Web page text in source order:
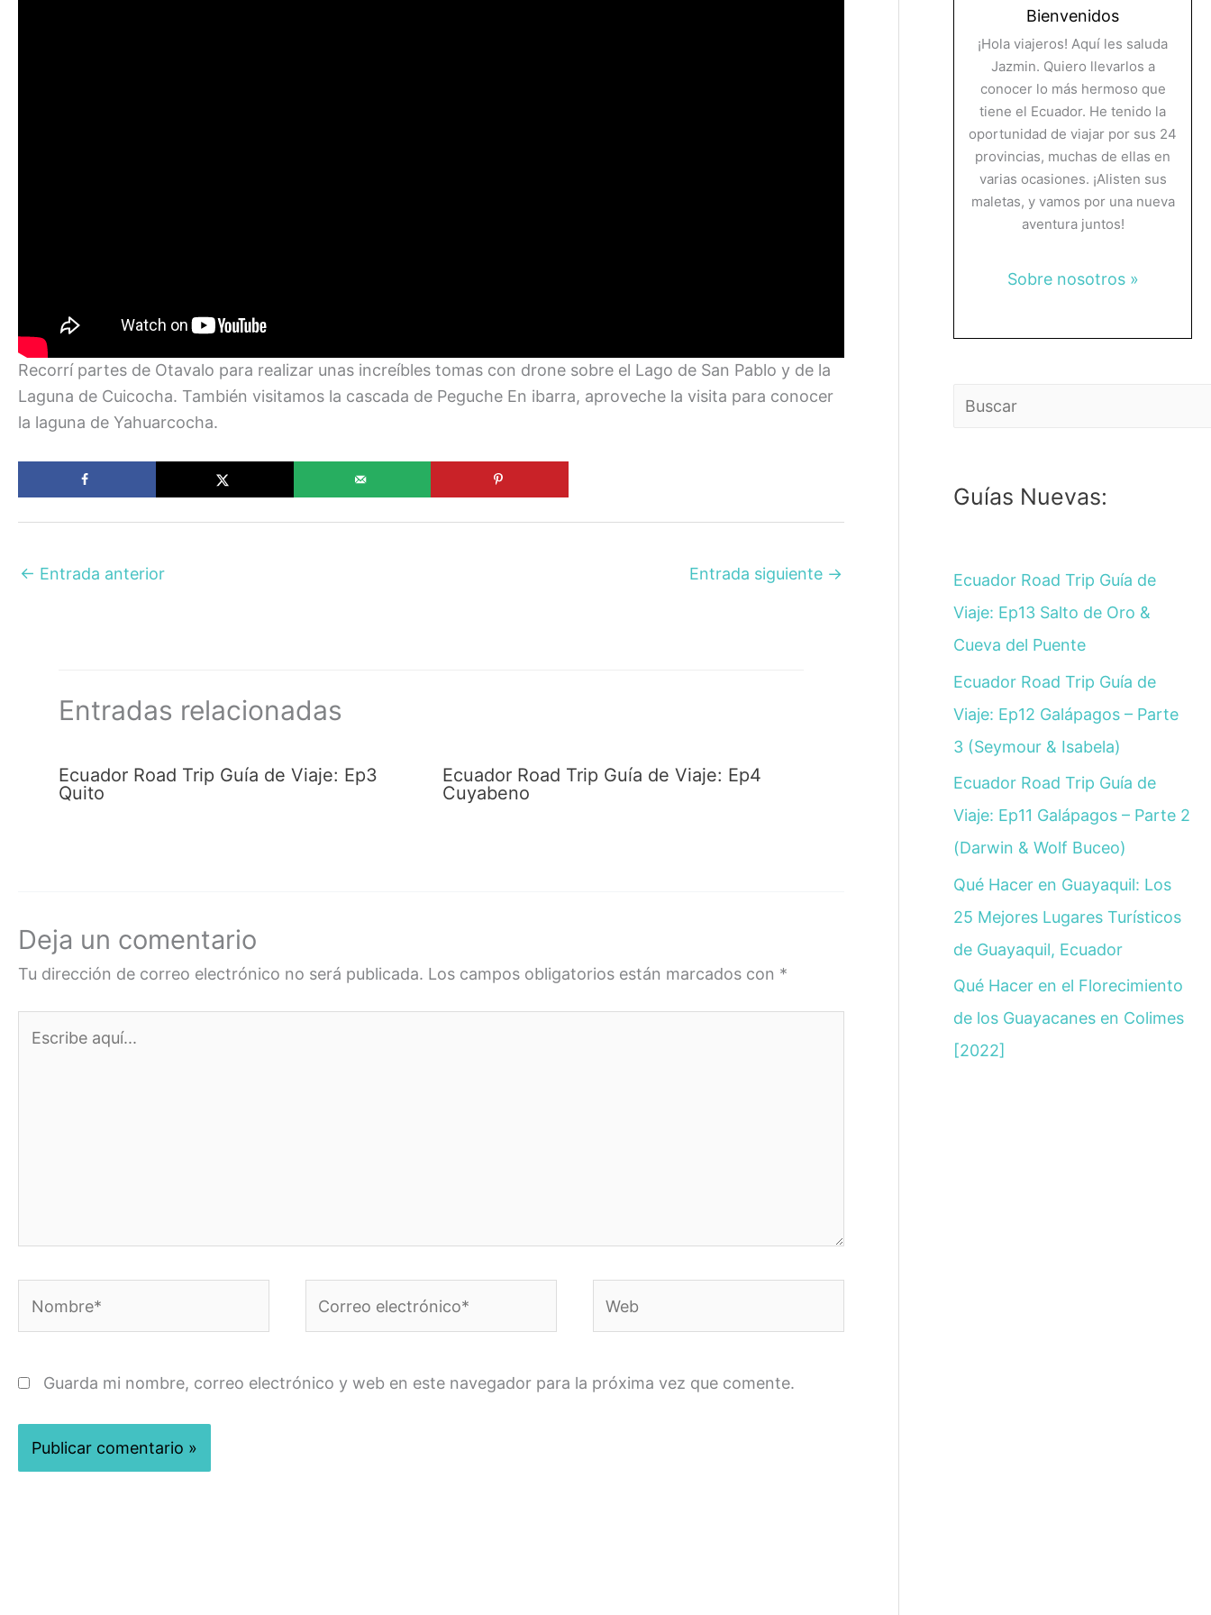
Recorrí partes de Otavalo para realizar unas increíbles tomas con drone sobre el Lago de San Pablo y de la
Laguna de Cuicocha. También visitamos la cascada de Peguche En ibarra, aproveche la visita para conocer
la laguna de Yahuarcocha.
← Entrada anterior Entrada siguiente →
Entradas relacionadas
Ecuador Road Trip Guía de Viaje: Ep3
Quito
Ecuador Road Trip Guía de Viaje: Ep4
Cuyabeno
Deja un comentario
Tu dirección de correo electrónico no será publicada. Los campos obligatorios están marcados con *
aquí...
electrónico*
Guarda mi nombre, correo electrónico y web en este navegador para la próxima vez que comente.
Bienvenidos
¡Hola viajeros! Aquí les saluda
Jazmin. Quiero llevarlos a
conocer lo más hermoso que
tiene el Ecuador. He tenido la
oportunidad de viajar por sus 24
provincias, muchas de ellas en
varias ocasiones. ¡Alisten sus
maletas, y vamos por una nueva
aventura juntos!
Sobre nosotros »
Buscar
Guías Nuevas:
Ecuador Road Trip Guía de
Viaje: Ep13 Salto de Oro &
Cueva del Puente
Ecuador Road Trip Guía de
Viaje: Ep12 Galápagos – Parte
3 (Seymour & Isabela)
Ecuador Road Trip Guía de
Viaje: Ep11 Galápagos – Parte 2
(Darwin & Wolf Buceo)
Qué Hacer en Guayaquil: Los
25 Mejores Lugares Turísticos
de Guayaquil, Ecuador
Qué Hacer en el Florecimiento
de los Guayacanes en Colimes
[2022]